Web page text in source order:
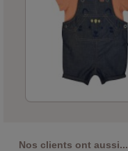
Nos clients ont aussi...